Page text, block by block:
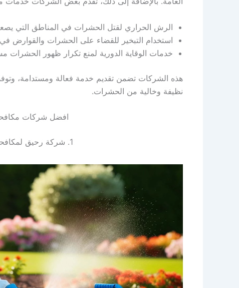
الرش الحراري لقتل الحشرات في المناطق التي
استخدام التبخير للقضاء على الحشرات والقوارض
خدمات الوقاية الدورية لمنع تكرار ظهور الحشرات
هذه الشركات تضمن تقديم خدمة فعالة ومستدامة،
نظيفة وخالية من الحشرات.
افضل شركات
1. شركة رحيق لمكافحة الحشرات في وادي دجلة